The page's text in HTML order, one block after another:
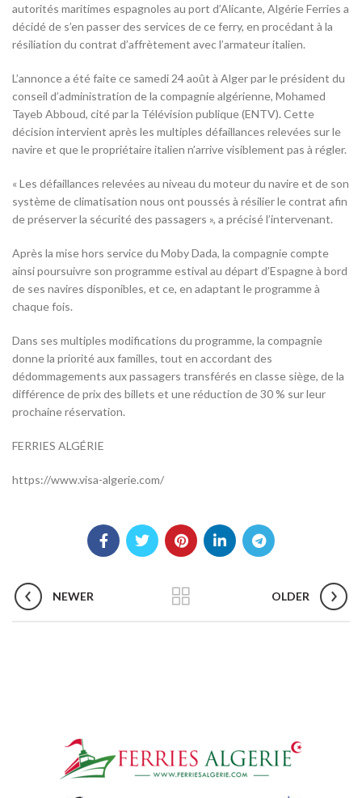
autorités maritimes espagnoles au port d’Alicante, Algérie Ferries a
décidé de s’en passer des services de ce ferry, en procédant à la
résiliation du contrat d’affrètement avec l’armateur italien.
L’annonce a été faite ce samedi 24 août à Alger par le président du
conseil d’administration de la compagnie algérienne, Mohamed
Tayeb Abboud, cité par la Télévision publique (ENTV). Cette
décision intervient après les multiples défaillances relevées sur le
navire et que le propriétaire italien n’arrive visiblement pas à régler.
« Les défaillances relevées au niveau du moteur du navire et de son
système de climatisation nous ont poussés à résilier le contrat afin
de préserver la sécurité des passagers », a précisé l’intervenant.
Après la mise hors service du Moby Dada, la compagnie compte
ainsi poursuivre son programme estival au départ d’Espagne à bord
de ses navires disponibles, et ce, en adaptant le programme à
chaque fois.
Dans ses multiples modifications du programme, la compagnie
donne la priorité aux familles, tout en accordant des
dédommagements aux passagers transférés en classe siège, de la
différence de prix des billets et une réduction de 30 % sur leur
prochaine réservation.
FERRIES ALGÉRIE
https://www.visa-algerie.com/
NEWER OLDER